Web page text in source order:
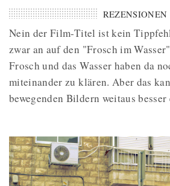
REZENSIONEN
Nein der Film-Titel ist kein
zwar an auf den "Frosch im
Frosch und das Wasser haben da
miteinander zu klären. Aber das
bewegenden Bildern weitaus besser